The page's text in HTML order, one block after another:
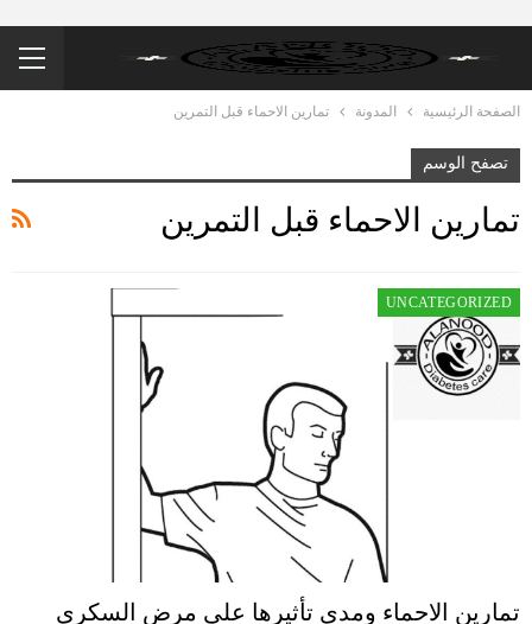
الصفحة الرئيسية المدونة تمارين الاحماء قبل التمرين
تصفح الوسم
تمارين الاحماء قبل التمرين
UNCATEGORIZED
تمارين الاحماء ومدى تأثيرها على مرض السكري